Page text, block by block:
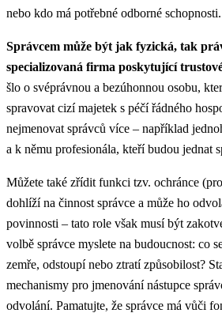
nebo kdo má potřebné odborné schopnosti.
Správcem může být jak fyzická, tak
specializovaná firma poskytující
šlo o svéprávnou a bezúhonnou osobu,
spravovat cizí majetek s péčí řádného
nejmenovat správců více – například
a k němu profesionála, kteří budou jednat
Můžete také zřídit funkci tzv. ochránce
dohlíží na činnost správce a může ho
povinnosti – tato role však musí být
volbě správce myslete na budoucnost: co
zemře, odstoupí nebo ztratí způsobilost?
mechanismy pro jmenování nástupce
odvolání. Pamatujte, že správce má vůči